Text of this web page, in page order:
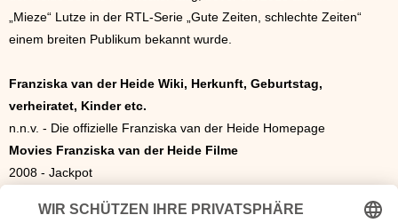
„Mieze“ Lutze in der RTL-Serie „Gute Zeiten, schlechte Zeiten“
einem breiten Publikum bekannt wurde.
Franziska van der Heide Wiki, Herkunft, Geburtstag,
verheiratet, Kinder etc.
n.n.v. - Die offizielle Franziska van der Heide Homepage
Movies Franziska van der Heide Filme
2008 - Jackpot
2012 - little Che